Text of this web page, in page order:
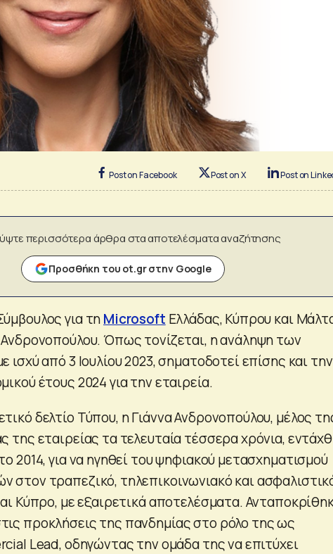
Post on Facebook Post on X Post on
περισσότερα άρθρα στα αποτελέσματα αναζήτησης
Προσθήκη του ot.gr στην Google
για τηMicrosoft Ελλάδας, Κύπρου και
Ανδρονοπούλου. Όπως τονίζεται, η ανάληψη των
ισχύ από 3 Ιουλίου 2023, σηματοδοτεί επίσης και την
έτους 2024 για την εταιρεία.
δελτίο Τύπου, η Γιάννα Ανδρονοπούλου, μέλος
της εταιρείας τα τελευταία τέσσερα χρόνια,
2014, για να ηγηθεί του ψηφιακού μετασχηματισμού
στον τραπεζικό, τηλεπικοινωνιακό και
Κύπρο, με εξαιρετικά αποτελέσματα.
προκλήσεις της πανδημίας στο ρόλο της ως
Lead, οδηγώντας την ομάδα της να επιτύχει